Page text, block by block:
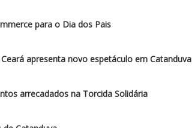
para o Dia dos Pais
apresenta novo espetáculo em Catanduva
arrecadados na Torcida Solidária